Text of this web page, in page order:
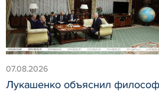
07.08.2026
Лукашенко объяснил